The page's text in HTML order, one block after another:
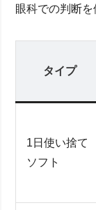
眼科での判断を
タイプ
1日使い捨て
ソフト